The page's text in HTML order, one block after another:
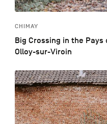
CHIMAY
Big Crossing in the Pays
Olloy-sur-Viroin